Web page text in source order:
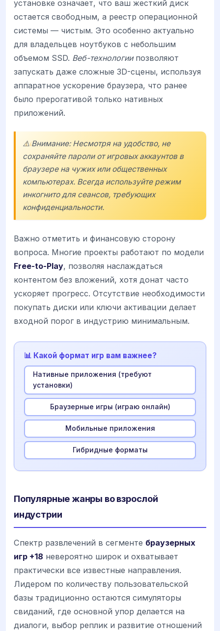
установке означает, что ваш жесткий диск
остается свободным, а реестр операционной
системы — чистым. Это особенно актуально
для владельцев ноутбуков с небольшим
объемом SSD. Веб-технологиипозволяют
запускать даже сложные 3D-сцены, используя
аппаратное ускорение браузера, что ранее
было прерогативой только нативных
приложений.
⚠️ Внимание: Несмотря на удобство, не
сохраняйте пароли от игровых аккаунтов в
браузере на чужих или общественных
компьютерах. Всегда используйте режим
инкогнито для сеансов, требующих
конфиденциальности.
Важно отметить и финансовую сторону
вопроса. Многие проекты работают по модели
Free-to-Play, позволяя наслаждаться
контентом без вложений, хотя донат часто
ускоряет прогресс. Отсутствие необходимости
покупать диски или ключи активации делает
входной порог в индустрию минимальным.
📊 Какой формат игр вам важнее?
Нативные приложения (требуют
установки)
Браузерные игры (играю онлайн)
Мобильные приложения
Гибридные форматы
Популярные жанры во взрослой
индустрии
Спектр развлечений в сегменте браузерных
игр +18 невероятно широк и охватывает
практически все известные направления.
Лидером по количеству пользовательской
базы традиционно остаются симуляторы
свиданий, где основной упор делается на
диалоги, выбор реплик и развитие отношений